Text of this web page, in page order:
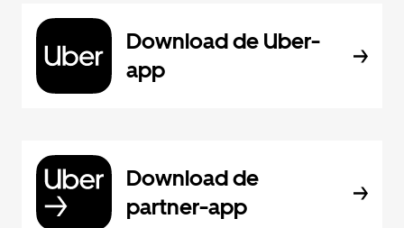
Download de Uber-
app
Download de
partner-app